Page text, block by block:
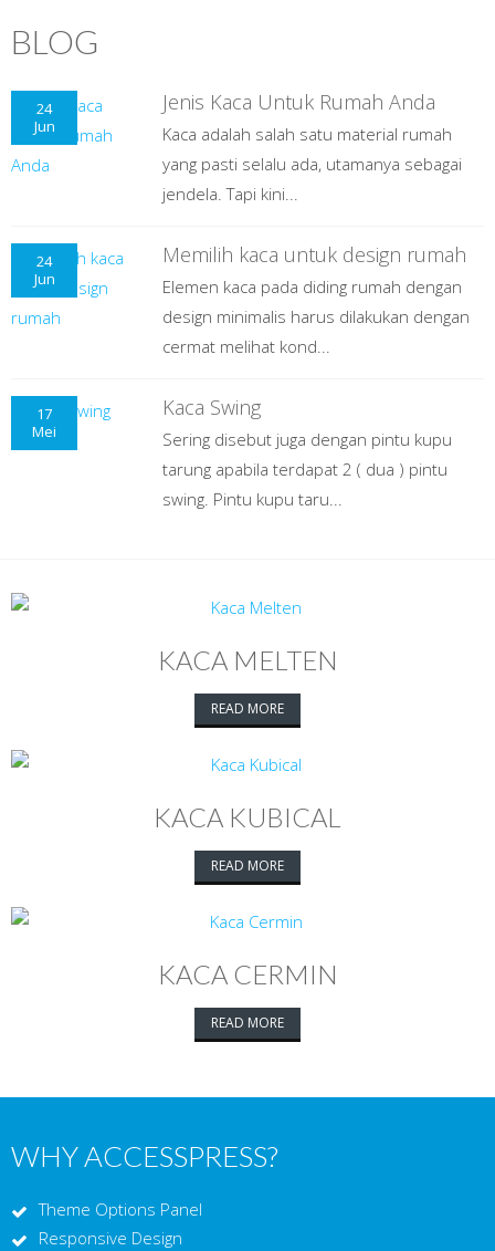
BLOG
24
Jun
Jenis Kaca Untuk Rumah Anda
Kaca adalah salah satu material rumah
yang pasti selalu ada, utamanya sebagai
jendela. Tapi kini...
24
Jun
Memilih kaca untuk design rumah
Elemen kaca pada diding rumah dengan
design minimalis harus dilakukan dengan
cermat melihat kond...
17
Mei
Kaca Swing
Sering disebut juga dengan pintu kupu
tarung apabila terdapat 2 ( dua ) pintu
swing. Pintu kupu taru...
KACA MELTEN
READ MORE
KACA KUBICAL
READ MORE
KACA CERMIN
READ MORE
WHY ACCESSPRESS?
Theme Options Panel
Responsive Design